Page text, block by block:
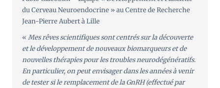
du Cerveau Neuroendocrine » au Centre de Recherche
Jean-Pierre Aubert à Lille
« Mes rêves scientifiques sont centrés sur la découverte
et le développement de nouveaux biomarqueurs et de
nouvelles thérapies pour les troubles neurodégénératifs.
En particulier, on peut envisager dans les années à venir
de tester si le remplacement de la GnRH (effectué par